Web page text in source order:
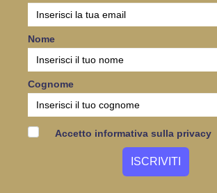
Nome
Cognome
Accetto informativa sulla privacy